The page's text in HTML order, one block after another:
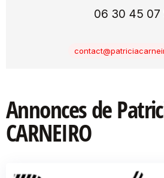
06 30 45 07
Annonces de
CARNEIRO